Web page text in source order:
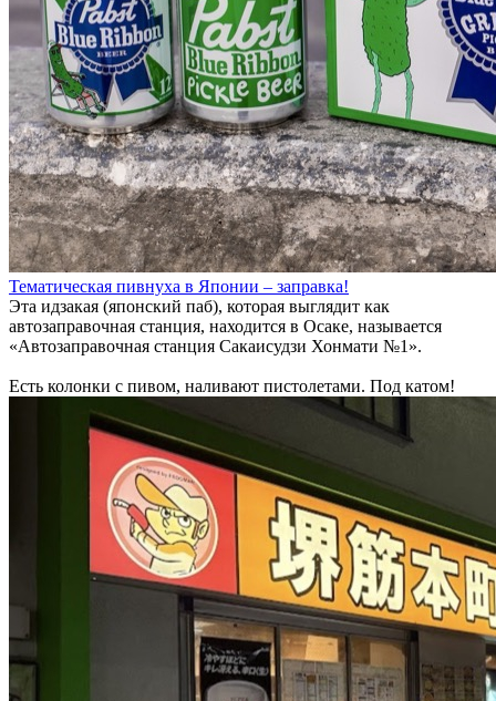
Тематическая пивнуха в Японии – заправка!
Эта идзакая (японский паб), которая выглядит как
автозаправочная станция, находится в Осаке, называется
«Автозаправочная станция Сакаисудзи Хонмати №1».
Есть колонки с пивом, наливают пистолетами. Под катом!